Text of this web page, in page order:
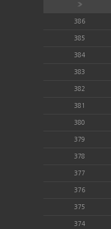
»
386
385
384
383
382
381
380
379
378
377
376
375
374